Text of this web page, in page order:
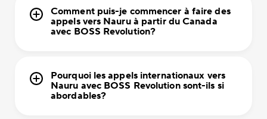
Comment puis-je commencer à faire des
appels vers Nauru à partir du Canada
avec BOSS Revolution?
Pourquoi les appels internationaux vers
Nauru avec BOSS Revolution sont-ils si
abordables?